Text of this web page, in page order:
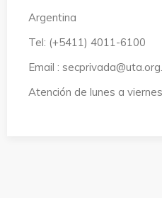
Argentina
Tel: (+5411) 4011-6100
Email :
Atención de lunes a